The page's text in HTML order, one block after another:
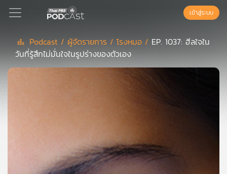
Podcast
เข้าสู่ระบบ
Podcast / ผู้จัดรายการ /โรงหมอ / EP. 1037: ฮีลใจใน
วันที่รู้สึกไม่มั่นใจในรูปร่างของตัวเอง